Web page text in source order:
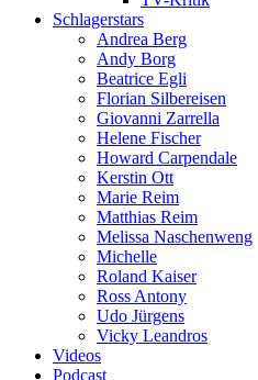
Schlagerstars
Andrea Berg
Andy Borg
Beatrice Egli
Florian Silbereisen
Giovanni Zarrella
Helene Fischer
Howard Carpendale
Kerstin Ott
Marie Reim
Matthias Reim
Melissa Naschenweng
Michelle
Roland Kaiser
Ross Antony
Udo Jürgens
Vicky Leandros
Videos
Podcast